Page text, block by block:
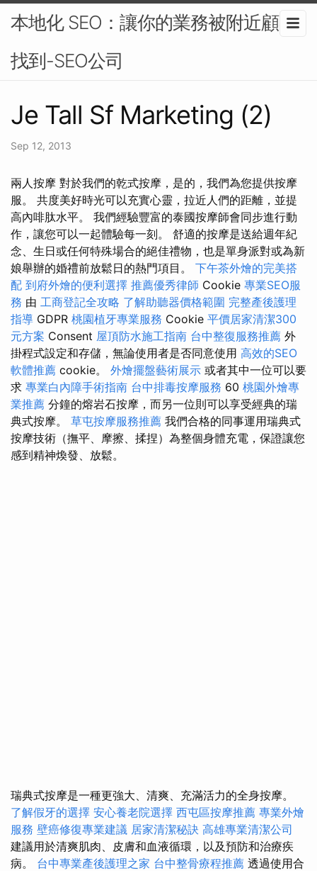
本地化 SEO：讓你的業務被附近顧客
找到-SEO公司
Je Tall Sf Marketing (2)
Sep 12, 2013
兩人按摩 對於我們的乾式按摩，是的，我們為您提供按摩
服。 共度美好時光可以充實心靈，拉近人們的距離，並提
高內啡肽水平。 我們經驗豐富的泰國按摩師會同步進行動
作，讓您可以一起體驗每一刻。 舒適的按摩是送給週年紀
念、生日或任何特殊場合的絕佳禮物，也是單身派對或為新
娘舉辦的婚禮前放鬆日的熱門項目。 下午茶外燴的完美搭
配 到府外燴的便利選擇 推薦優秀律師 Cookie 專業SEO服
務 由 工商登記全攻略 了解助聽器價格範圍 完整產後護理
指導 GDPR 桃園植牙專業服務 Cookie 平價居家清潔300
元方案 Consent 屋頂防水施工指南 台中整復服務推薦 外
掛程式設定和存儲，無論使用者是否同意使用 高效的SEO
軟體推薦 cookie。 外燴擺盤藝術展示 或者其中一位可以要
求 專業白內障手術指南 台中排毒按摩服務 60 桃園外燴專
業推薦 分鐘的熔岩石按摩，而另一位則可以享受經典的瑞
典式按摩。 草屯按摩服務推薦 我們合格的同事運用瑞典式
按摩技術（撫平、摩擦、揉捏）為整個身體充電，保證讓您
感到精神煥發、放鬆。
瑞典式按摩是一種更強大、清爽、充滿活力的全身按摩。
了解假牙的選擇 安心養老院選擇 西屯區按摩推薦 專業外燴
服務 壁癌修復專業建議 居家清潔秘訣 高雄專業清潔公司
建議用於清爽肌肉、皮膚和血液循環，以及預防和治療疾
病。 台中專業產後護理之家 台中整骨療程推薦 透過使用合